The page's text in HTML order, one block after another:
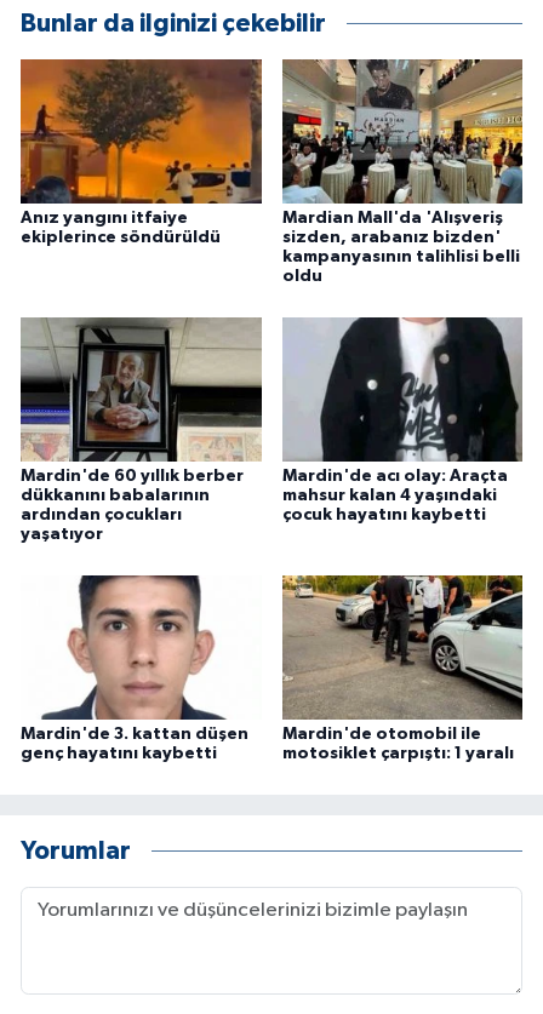
Bunlar da ilginizi çekebilir
Anız yangını itfaiye
ekiplerince söndürüldü
Mardian Mall'da 'Alışveriş
sizden, arabanız bizden'
kampanyasının talihlisi belli
oldu
Mardin'de 60 yıllık berber
dükkanını babalarının
ardından çocukları
yaşatıyor
Mardin'de acı olay: Araçta
mahsur kalan 4 yaşındaki
çocuk hayatını kaybetti
Mardin'de 3. kattan düşen
genç hayatını kaybetti
Mardin'de otomobil ile
motosiklet çarpıştı: 1 yaralı
Yorumlar
YAŞAM
YEREL
Yerel Haberler